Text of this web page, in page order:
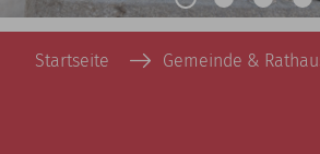
Startseite Gemeinde &